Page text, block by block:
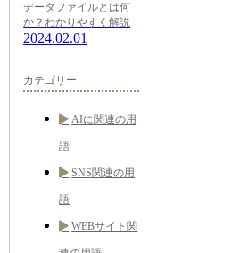
データファイルとは何
か？わかりやすく解説
2024.02.01
カテゴリー
AIに関連の用
語
SNS関連の用
語
WEBサイト関